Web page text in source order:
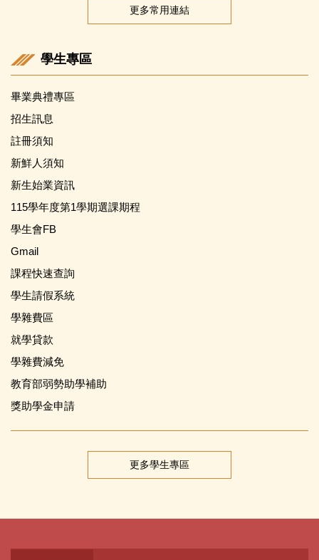
更多常用連結
學生專區
畢業典禮專區
招生訊息
註冊須知
新鮮人須知
新生始業資訊
115學年度第1學期選課期程
學生會FB
Gmail
課程快速查詢
學生請假系統
學雜費區
就學貸款
學雜費減免
教育部弱勢助學補助
獎助學金申請
更多學生專區